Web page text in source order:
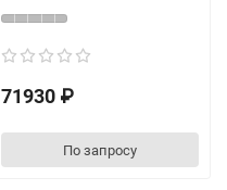
71930 ₽
По запросу